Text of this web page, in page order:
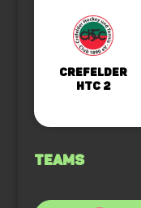
Crefelder
HTC 2
Teams